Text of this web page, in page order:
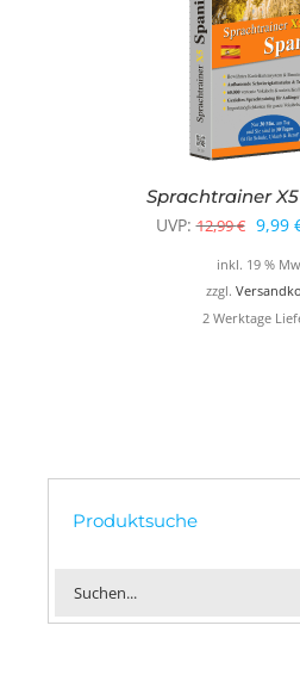
Sprachtrainer
UVP: 12,99€
Preis
war:
9,99
inkl. 19 %
zzgl.
2 Werktage
Produktsuche